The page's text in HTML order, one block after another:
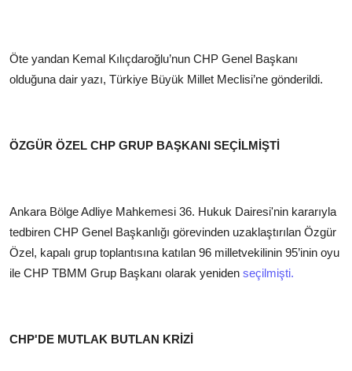
Öte yandan Kemal Kılıçdaroğlu’nun CHP Genel Başkanı
olduğuna dair yazı, Türkiye Büyük Millet Meclisi’ne gönderildi.
ÖZGÜR ÖZEL CHP GRUP BAŞKANI SEÇİLMİŞTİ
Ankara Bölge Adliye Mahkemesi 36. Hukuk Dairesi'nin kararıyla
tedbiren CHP Genel Başkanlığı görevinden uzaklaştırılan Özgür
Özel, kapalı grup toplantısına katılan 96 milletvekilinin 95’inin oyu
ile CHP TBMM Grup Başkanı olarak yeniden seçilmişti.
CHP'DE MUTLAK BUTLAN KRİZİ